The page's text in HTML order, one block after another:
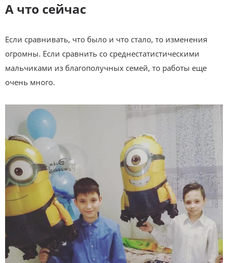
А что сейчас
Если сравнивать, что было и что стало, то изменения
огромны. Если сравнить со среднестатистическими
мальчиками из благополучных семей, то работы еще
очень много.